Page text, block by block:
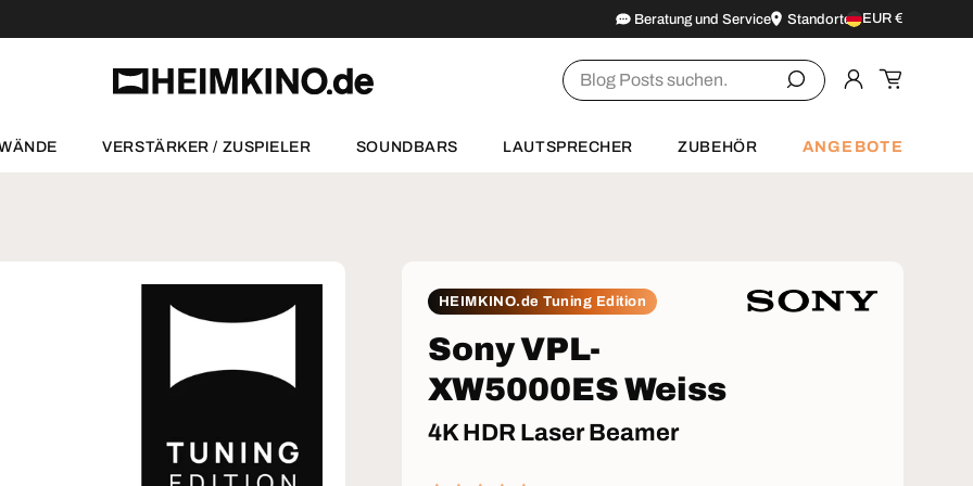
Beratung und Service StandorteLand/Region
EUR €
Suchen
Einloggen
VERSTÄRKER / ZUSPIELER SOUNDBARS LAUTSPRECHER ZUBEHÖR ANGEBOTE
HEIMKINO.de Tuning Edition
Sony VPL-
XW5000ES Weiss
4K HDR Laser Beamer